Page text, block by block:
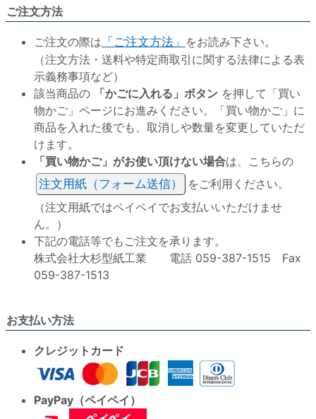
ご注文方法
ご注文の際は 「ご注文方法」 をお読み下さい。
（注文方法・送料や特定商取引に関する法律による表
示義務事項など）
該当商品の
「かごに入れる」ボタン を押して「買い
物かご」ページにお進みください。「買い物かご」に
商品を入れた後でも、取消しや数量を変更していただ
けます。
「買い物かご」がお使い頂けない場合は、こちらの
注文用紙（フォーム送信）
をご利用ください。
（注文用紙ではペイペイでお支払いいただけませ
ん。）
下記の電話等でもご注文を承ります。
株式会社大杉型紙工業 電話 059-387-1515 Fax
059-387-1513
お支払い方法
クレジットカード
PayPay（ペイペイ）